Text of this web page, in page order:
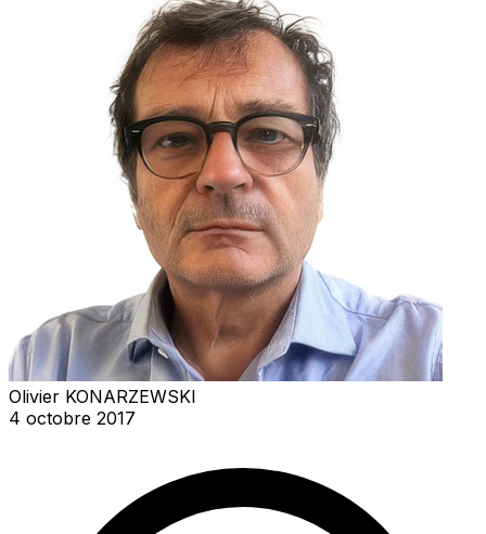
Olivier KONARZEWSKI
4 octobre 2017